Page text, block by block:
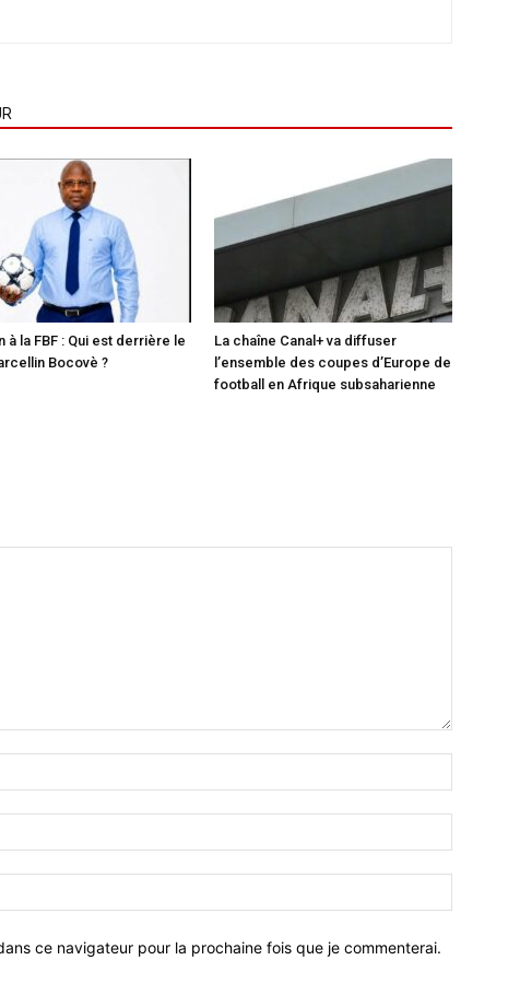
à la FBF : Qui est derrière le
Bocovè ?
La chaîne Canal+ va diffuser
l’ensemble des coupes d’Europe de
football en Afrique subsaharienne
ce navigateur pour la prochaine fois que je commenterai.